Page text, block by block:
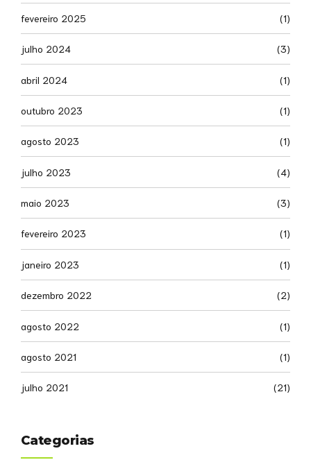
fevereiro 2025 (1)
julho 2024 (3)
abril 2024 (1)
outubro 2023 (1)
agosto 2023 (1)
julho 2023 (4)
maio 2023 (3)
fevereiro 2023 (1)
janeiro 2023 (1)
dezembro 2022 (2)
agosto 2022 (1)
agosto 2021 (1)
julho 2021 (21)
Categorias